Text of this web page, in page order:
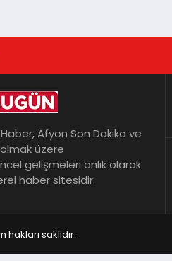
Afyon Son Dakika ve
üzere
gelişmeleri anlık olarak
haber sitesidir.
saklıdır.